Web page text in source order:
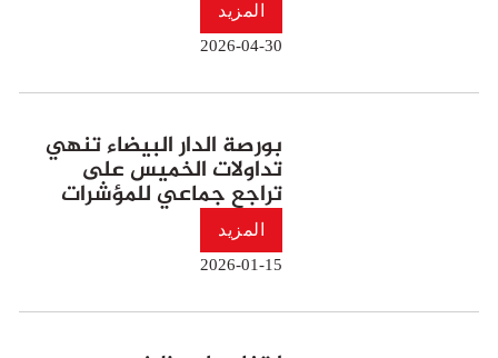
المزيد
2026-04-30
بورصة الدار البيضاء تنهي
تداولات الخميس على
تراجع جماعي للمؤشرات
المزيد
2026-01-15